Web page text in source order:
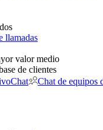
llamadas
valor medio
de clientes
Chat de equipos